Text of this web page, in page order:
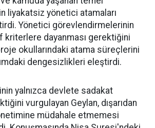
liyakatsiz yönetici atamaları
Yönetici görevlendirmelerinin
dayanması gerektiğini
okullarındaki atama süreçlerini
dengesizlikleri eleştirdi.
yalnızca devlete sadakat
vurgulayan Geylan, dışarıdan
müdahale etmemesi